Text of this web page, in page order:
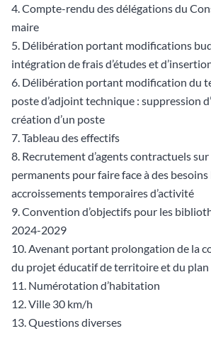
Compte-rendu des délégations du
maire
Délibération portant modifications
intégration de frais d’études et
Délibération portant modification du
poste d’adjoint technique : suppression
création d’un poste
Tableau des effectifs
Recrutement d’agents contractuels
permanents pour faire face à des besoins
accroissements temporaires d’activité
Convention d’objectifs pour les
2024-2029
Avenant portant prolongation de la
du projet éducatif de territoire et du plan
Numérotation d’habitation
Ville 30 km/h
Questions diverses